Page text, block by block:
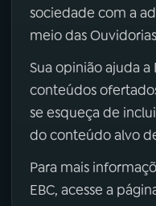
sociedade com a
meio das
Sua opinião ajuda a
conteúdos
se esqueça de
do conteúdo alvo
Para mais
EBC, acesse a